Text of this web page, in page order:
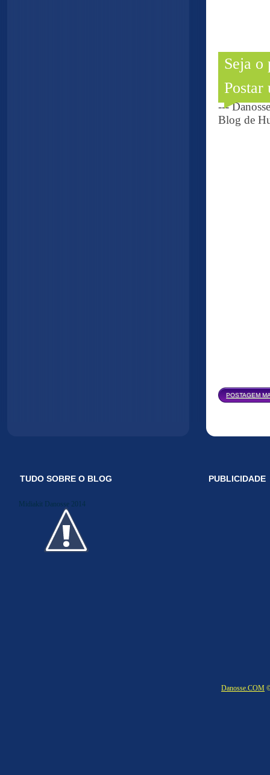
Seja o
Postar
---
Blog de
POSTAGEM
TUDO SOBRE O BLOG
Midiakit Danosse 2014
PUBLICIDADE
Danosse.COM